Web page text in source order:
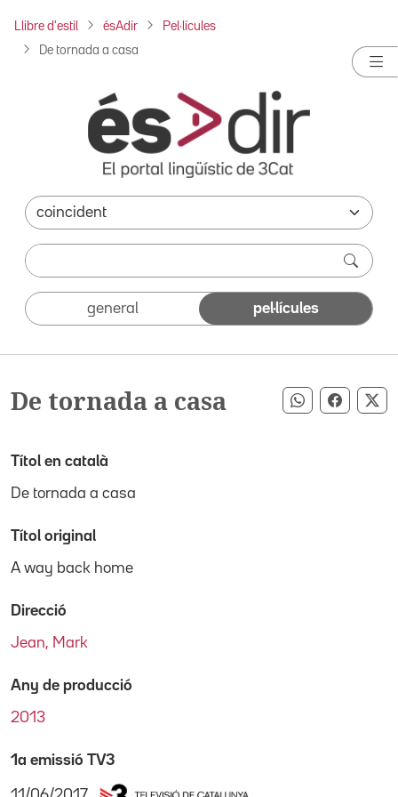
Llibre d'estil ésAdir Pel·lícules
De tornada a casa
general pel·lícules
De tornada a casa Compartir
Títol en català
De tornada a casa
Títol original
A way back home
Direcció
Jean, Mark
Any de producció
2013
1a emissió TV3